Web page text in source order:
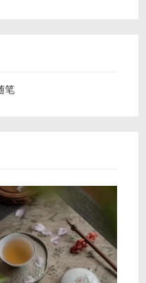
笔